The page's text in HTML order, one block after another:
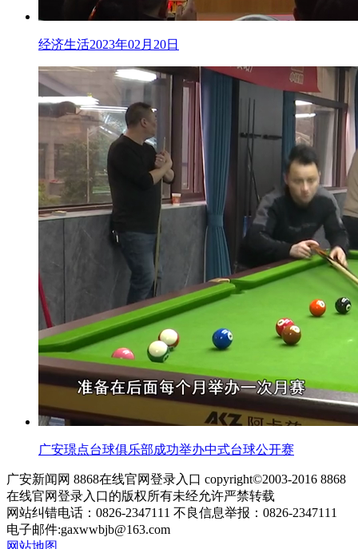
经济生活2023年02月20日
广安璟点台球俱乐部成功举办中式台球公开赛
广安新闻网 8868在线官网登录入口 copyright©2003-2016 8868
在线官网登录入口的版权所有未经允许严禁转载
网站纠错电话：0826-2347111 不良信息举报：0826-2347111
电子邮件:gaxwwbjb@163.com